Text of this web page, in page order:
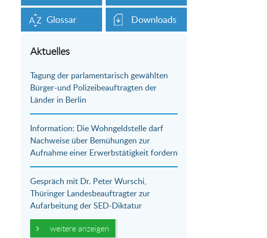
Glossar Downloads
Aktuelles
Tagung der parlamentarisch gewählten
Bürger-und Polizeibeauftragten der
Länder in Berlin
Information: Die Wohngeldstelle darf
Nachweise über Bemühungen zur
Aufnahme einer Erwerbstätigkeit fordern
Gespräch mit Dr. Peter Wurschi,
Thüringer Landesbeauftragter zur
Aufarbeitung der SED-Diktatur
weitere anzeigen